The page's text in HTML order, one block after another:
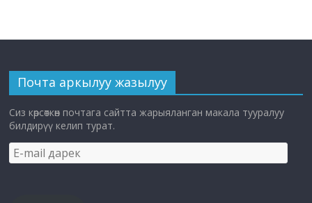
Почта аркылуу жазылуу
Сиз көрсөткөн почтага сайтта жарыяланган макала тууралуу
билдирүү келип турат.
E-
mail